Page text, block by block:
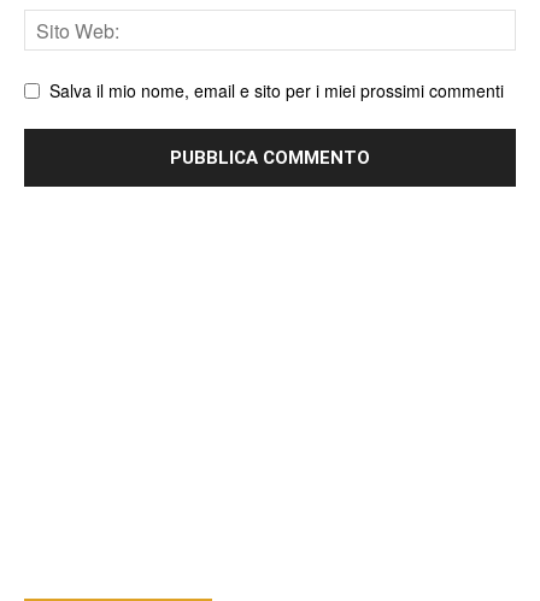
Sito
web
Salva il mio nome, email e sito per i miei prossimi commenti